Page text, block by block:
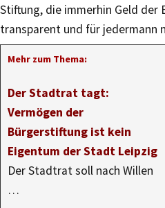
Stiftung, die immerhin Geld der
transparent und für jedermann
Mehr zum Thema:
Der Stadtrat tagt:
Vermögen der
Bürgerstiftung ist kein
Eigentum der Stadt Leipzig
Der Stadtrat soll nach Willen
…